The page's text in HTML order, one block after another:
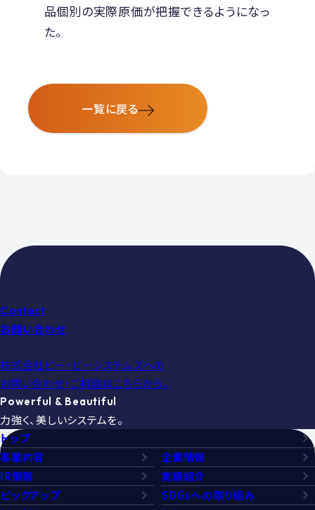
品個別の実際原価が把握できるようになっ
た。
一覧に戻る
Contact
お問い合わせ
株式会社ピー・ビーシステムズへの
お問い合わせ・ご相談はこちらから。
Powerful & Beautiful
力強く、美しいシステムを。
トップ
事業内容
企業情報
IR情報
実績紹介
ピックアップ
SDGsへの取り組み